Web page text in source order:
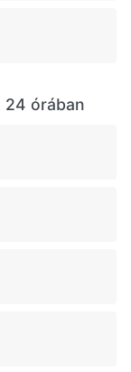
24 órában